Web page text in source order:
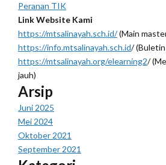
Peranan TIK
Link Website Kami
https://mtsalinayah.sch.id/(Main
https://info.mtsalinayah.sch.id/
https://mtsalinayah.org/elearning2/
jauh)
Arsip
Juni 2025
Mei 2024
Oktober 2021
September 2021